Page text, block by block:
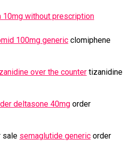
10mg without prescription
100mg generic clomiphene
over the counter tizanidine
deltasone 40mg order
sale semaglutide generic order